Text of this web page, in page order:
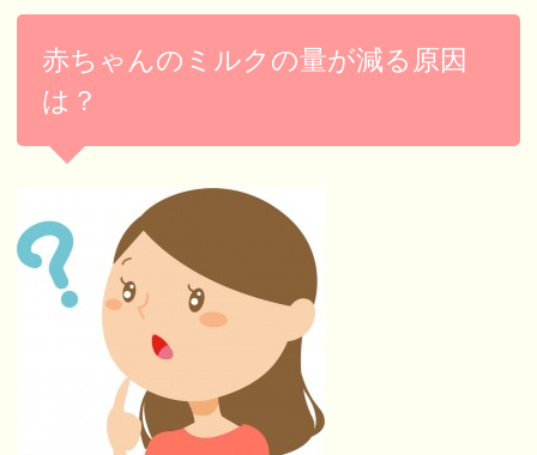
赤ちゃんのミルクの量が減る原因
は？